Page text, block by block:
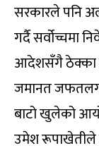
सरकारले पनि
गर्दै सर्वोच्चमा
आदेशसँगै ठेक्का
जमानत
बाटो खुलेको
उमेश रूपाखेतीले